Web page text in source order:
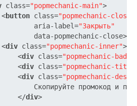
class="popmechanic-main">
<button class="popmechanic-
aria-label="Закрыть"
data-popmechanic-close>
<div class="popmechanic-inner">
<div class="popmechanic-
<div class="popmechanic-
<div class="popmechanic-
Скопируйте промокод и
</div>